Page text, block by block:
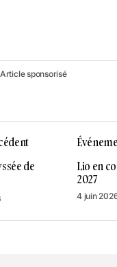
Article sponsorisé
de
Lio en
2027
4 juin